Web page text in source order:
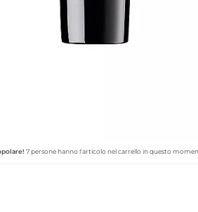
7 persone hanno l'articolo nel carrello in questo